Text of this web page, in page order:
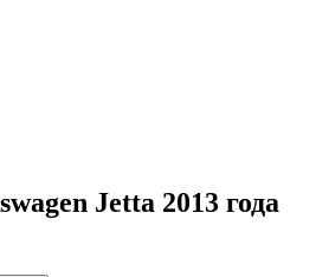
Jetta 2013 года